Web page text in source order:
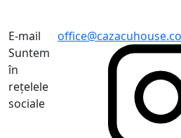
E-mail
Suntem
în
rețelele
sociale